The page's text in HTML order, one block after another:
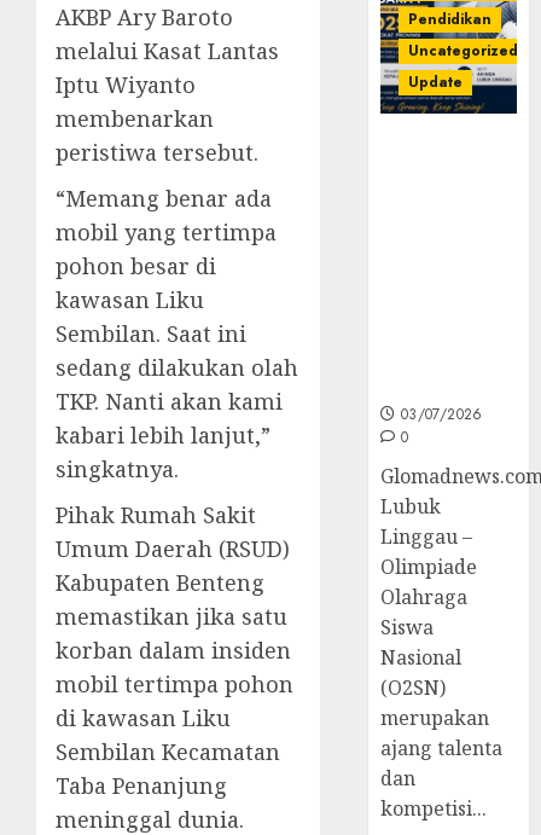
AKBP Ary Baroto
melalui Kasat Lantas
Iptu Wiyanto
membenarkan
peristiwa tersebut.
“Memang benar ada
mobil yang tertimpa
pohon besar di
kawasan Liku
Sembilan. Saat ini
sedang dilakukan olah
TKP. Nanti akan kami
kabari lebih lanjut,”
singkatnya.
Pihak Rumah Sakit
Umum Daerah (RSUD)
Kabupaten Benteng
memastikan jika satu
korban dalam insiden
mobil tertimpa pohon
di kawasan Liku
Sembilan Kecamatan
Taba Penanjung
meninggal dunia.
Pendidikan
Uncategorized
Update
03/07/2026
0
Lubuk
Linggau –
Olimpiade
Olahraga
Siswa
Nasional
(O2SN)
merupakan
ajang talenta
dan
kompetisi...